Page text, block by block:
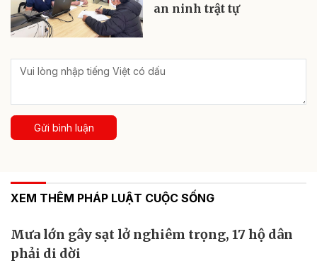
an ninh trật tự
Gửi bình luận
XEM THÊM PHÁP LUẬT CUỘC SỐNG
Mưa lớn gây sạt lở nghiêm trọng, 17 hộ dân
phải di dời